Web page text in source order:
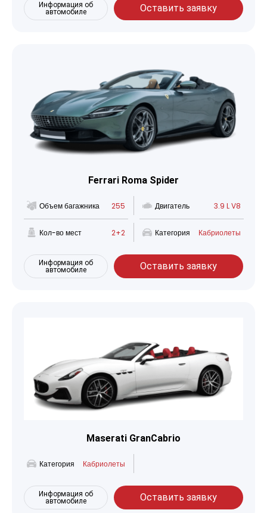
Информация об
автомобиле
Оставить заявку
Ferrari Roma Spider
Объем багажника 255 Двигатель 3.9 L V8
Кол-во мест 2+2 Категория Кабриолеты
Информация об
автомобиле
Оставить заявку
Maserati GranCabrio
Категория Кабриолеты
Информация об
автомобиле
Оставить заявку